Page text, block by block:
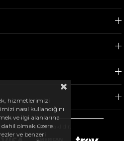
- Tüm hakları saklıdır.
hizmetlerimizi
nasıl kullandığını
ve ilgi alanlarına
olmak üzere
ve benzeri